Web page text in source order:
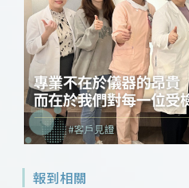
報到相關